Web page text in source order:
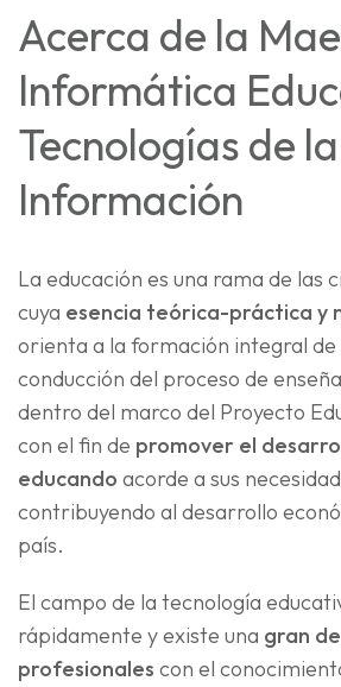
Acerca de la
Informática
Tecnologías de la
Información
La educación es una rama de las
cuya esencia teórica-práctica y
orienta a la formación integral de
conducción del proceso de
dentro del marco del Proyecto
con el fin de promover el
educando acorde a sus
contribuyendo al desarrollo
país.
El campo de la tecnología
rápidamente y existe una gran
profesionales con el